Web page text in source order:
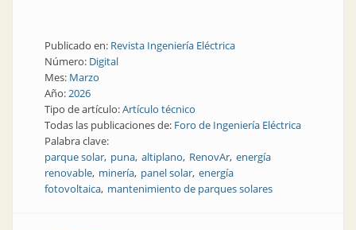
Publicado en: Revista Ingeniería Eléctrica
Número: Digital
Mes: Marzo
Año:2026
Tipo de artículo:Artículo técnico
Todas las publicaciones de: Foro de Ingeniería Eléctrica
Palabra clave:
parque solar puna altiplano RenovAr energía
renovable minería panel solar energía
fotovoltaica mantenimiento de parques solares